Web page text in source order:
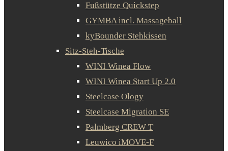
Fußstütze Quickstep
GYMBA incl. Massageball
kyBounder Stehkissen
Sitz-Steh-Tische
WINI Winea Flow
WINI Winea Start Up 2.0
Steelcase Ology
Steelcase Migration SE
Palmberg CREW T
Leuwico iMOVE-F